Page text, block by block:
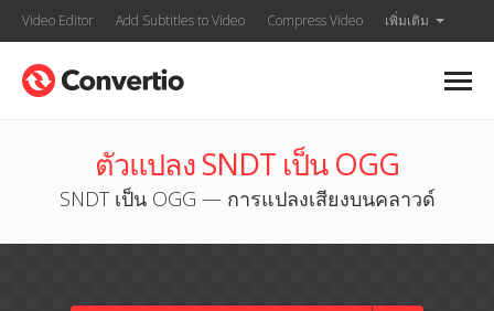
Video Editor Add Subtitles to Video Compress Video เพิ่มเติม
ตัวแปลง SNDT เป็น OGG
SNDT เป็น OGG — การแปลงเสียงบนคลาวด์